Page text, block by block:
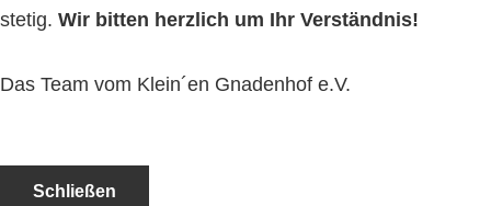
stetig. Wir bitten herzlich um Ihr Verständnis!
Das Team vom Klein´en Gnadenhof e.V.
Schließen